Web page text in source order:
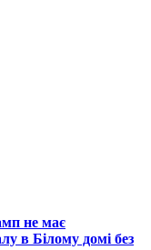
не має
в Білому домі без